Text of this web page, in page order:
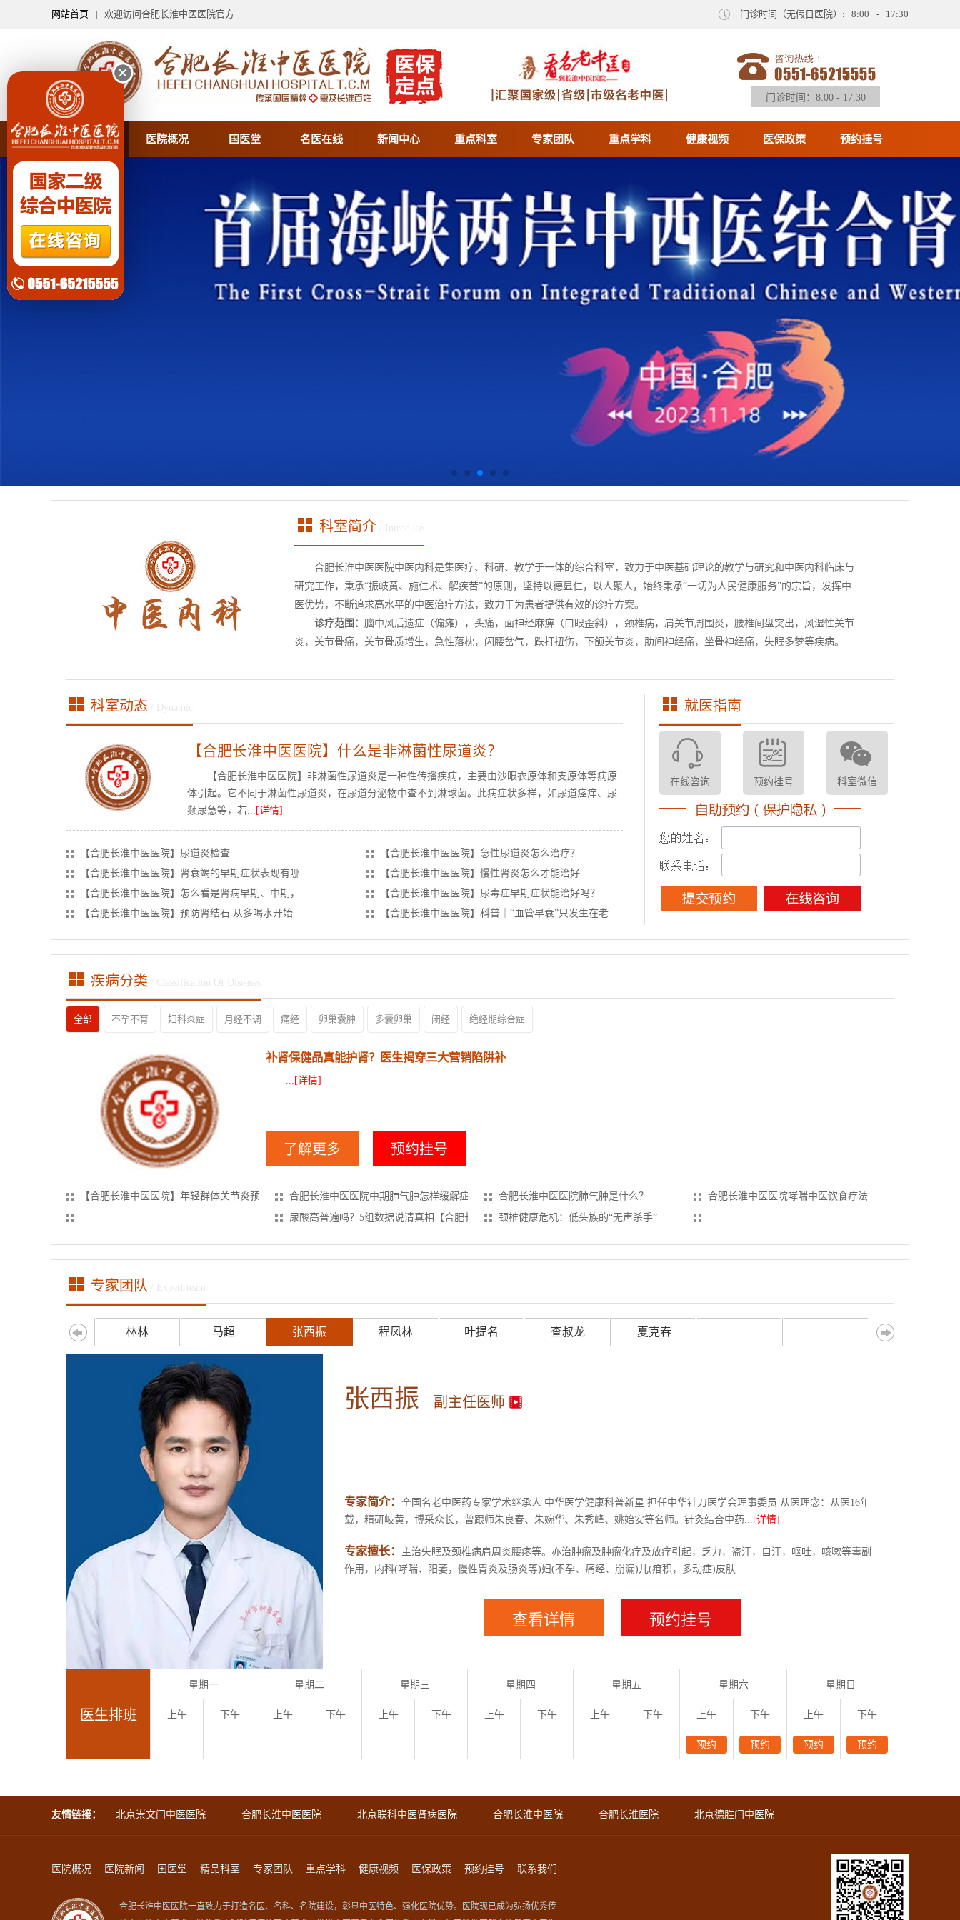
网站首页 | 欢迎访问合肥长淮中医医院官方 门诊时间（无假日医院）: 8:00 - 17:30
门诊时间：8:00 - 17:30
医院首页 医院概况 国医堂 名医在线 新闻中心 重点科室 专家团队 重点学科 健康视频 医保政策 预约挂号
科室简介 / Introduce
合肥长淮中医医院中医内科是集医疗、科研、教学于一体的综合科室，致力于中医基础理论的教学与研究和中医内科临床与
研究工作，秉承“振岐黄、施仁术、解疾苦”的原则，坚持以德显仁，以人聚人，始终秉承“一切为人民健康服务”的宗旨，发挥中
医优势，不断追求高水平的中医治疗方法，致力于为患者提供有效的诊疗方案。
诊疗范围： 脑中风后遗症（偏瘫），头痛，面神经麻痹（口眼歪斜），颈椎病，肩关节周围炎，腰椎间盘突出，风湿性关节
炎，关节骨痛，关节骨质增生，急性落枕，闪腰岔气，跌打扭伤，下颌关节炎，肋间神经痛，坐骨神经痛，失眠多梦等疾病。
科室动态 / Dynamic
【合肥长淮中医医院】什么是非淋菌性尿道炎？
【合肥长淮中医医院】非淋菌性尿道炎是一种性传播疾病，主要由沙眼衣原体和支原体等病原
体引起。它不同于淋菌性尿道炎，在尿道分泌物中查不到淋球菌。此病症状多样，如尿道痉痒、尿
频尿急等，若... [详情]
【合肥长淮中医医院】尿道炎检查
【合肥长淮中医医院】急性尿道炎怎么治疗？
【合肥长淮中医医院】肾衰竭的早期症状表现有哪些？
【合肥长淮中医医院】慢性肾炎怎么才能治好
【合肥长淮中医医院】怎么看是肾病早期、中期，还是晚期？
【合肥长淮中医医院】尿毒症早期症状能治好吗？
【合肥长淮中医医院】预防肾结石 从多喝水开始
【合肥长淮中医医院】科普｜“血管早衰”只发生在老年人身上吗？专家：不一定，年青人也会有！
就医指南
在线咨询 预约挂号 科室微信
疾病分类 / Classification Of Diseases
全部 不孕不育 妇科炎症 月经不调 痛经 卵巢囊肿 多囊卵巢 闭经 绝经期综合症
补肾保健品真能护肾？医生揭穿三大营销陷阱补
... [详情]
了解更多 预约挂号
【合肥长淮中医医院】年轻群体关节炎预防全指南合肥长淮中医医院中期肺气肿怎样缓解症状 合肥长淮中医医院肺气肿是什么？
合肥长淮中医医院哮喘中医饮食疗法
尿酸高普遍吗？5组数据说清真相【合肥长淮中医医院】颈椎健康危机：低头族的“无声杀手”
专家团队 / Expert team
林林 马超 张西振 程凤林 叶提名 查叔龙 夏克春
张西振 副主任医师
专家简介： 全国名老中医药专家学术继承人 中华医学健康科普新星 担任中华针刀医学会理事委员 从医理念：从医16年
载，精研岐黄，博采众长，曾跟师朱良春、朱婉华、朱秀峰、姚始安等名师。针灸结合中药... [详情]
专家擅长：
主治失眠及颈椎病肩周炎腰疼等。亦治肿瘤及肿瘤化疗及放疗引起，乏力，盗汗，自汗，呕吐，咳嗽等毒副
作用，内科(哮喘、阳萎，慢性胃炎及肠炎等)妇(不孕、痛经、崩漏)儿(疳积，多动症)皮肤
查看详情 预约挂号
医生排班
星期一 星期二 星期三 星期四 星期五 星期六 星期日
上午 下午 上午 下午 上午 下午 上午 下午 上午 下午 上午 下午 上午 下午
预约 预约 预约 预约
友情链接： 北京崇文门中医医院 合肥长淮中医医院 北京联科中医肾病医院 合肥长淮中医院 合肥长淮医院 北京德胜门中医院
医院概况 医院新闻 国医堂 精品科室 专家团队 重点学科 健康视频 医保政策 预约挂号 联系我们
合肥长淮中医医院一直致力于打造名医、名科、名院建设，彰显中医特色、强化医院优势。医院现已成为弘扬优秀传